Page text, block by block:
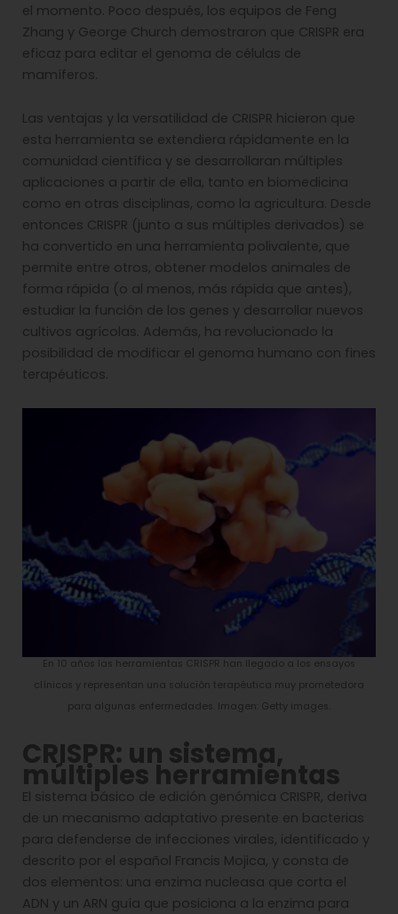
el momento. Poco después, los equipos de Feng
Zhang y George Church demostraron que CRISPR era
eficaz para editar el genoma de células de
mamíferos.
Las ventajas y la versatilidad de CRISPR hicieron que
esta herramienta se extendiera rápidamente en la
comunidad científica y se desarrollaran múltiples
aplicaciones a partir de ella, tanto en biomedicina
como en otras disciplinas, como la agricultura. Desde
entonces CRISPR (junto a sus múltiples derivados) se
ha convertido en una herramienta polivalente, que
permite entre otros, obtener modelos animales de
forma rápida (o al menos, más rápida que antes),
estudiar la función de los genes y desarrollar nuevos
cultivos agrícolas. Además, ha revolucionado la
posibilidad de modificar el genoma humano con fines
terapéuticos.
En 10 años las herramientas CRISPR han llegado a los ensayos
clínicos y representan una solución terapéutica muy prometedora
para algunas enfermedades. Imagen: Getty images.
CRISPR: un sistema,
múltiples herramientas
El sistema básico de edición genómica CRISPR, deriva
de un mecanismo adaptativo presente en bacterias
para defenderse de infecciones virales, identificado y
descrito por el español Francis Mojica, y consta de
dos elementos: una enzima nucleasa que corta el
ADN y un ARN guía que posiciona a la enzima para